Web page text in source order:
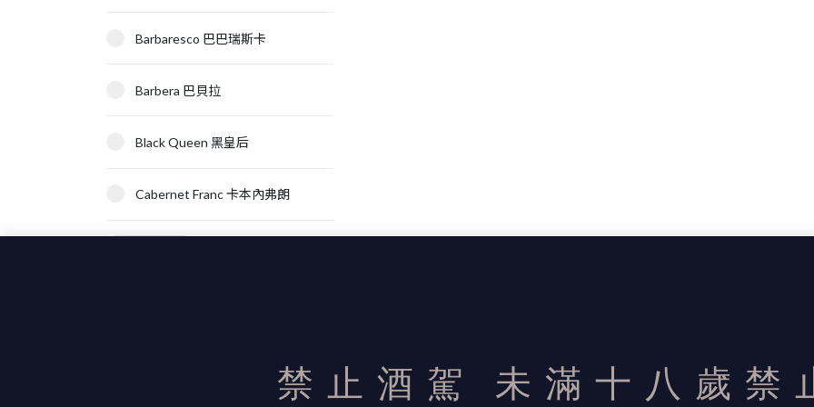
Barbaresco 巴巴瑞斯卡
Barbera 巴貝拉
Black Queen 黑皇后
Cabernet Franc 卡本內弗朗
禁止酒駕 未滿十八歲禁